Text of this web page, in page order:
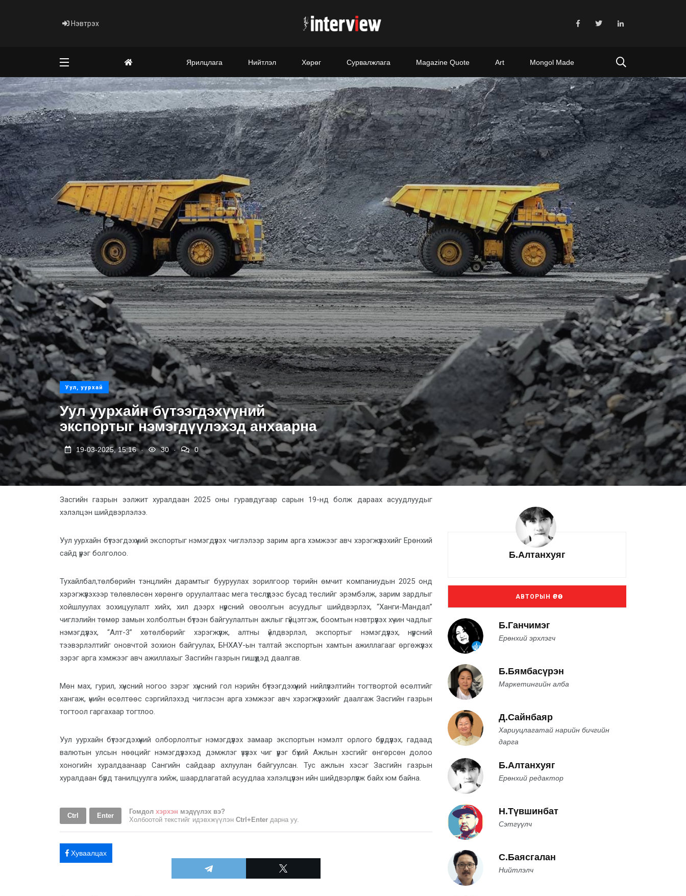
Нэвтрэх
Ярилцлага Нийтлэл Хөрөг Сурвалжлага Magazine Quote Art Mongol Made
Уул, уурхай
Уул уурхайн бүтээгдэхүүний
экспортыг нэмэгдүүлэхэд анхаарна
19-03-2025, 15:16 . 30 0
Засгийн газрын ээлжит хуралдаан 2025 оны гуравдугаар сарын 19-нд болж дараах асуудлуудыг
хэлэлцэн шийдвэрлэлээ.
Уул уурхайн бүтээгдэхүүний экспортыг нэмэгдүүлэх чиглэлээр зарим арга хэмжээг авч хэрэгжүүлэхийг Ерөнхий
сайд үүрэг болголоо.
Тухайлбал,төлбөрийн тэнцлийн дарамтыг бууруулах зорилгоор төрийн өмчит компаниудын 2025 онд
хэрэгжүүлэхээр төлөвлөсөн хөрөнгө оруулалтаас мега төслүүдээс бусад төслийг эрэмбэлж, зарим зардлыг
хойшлуулах зохицуулалт хийх, хил дээрх нүүрсний овоолгын асуудлыг шийдвэрлэх, “Ханги-Мандал”
чиглэлийн төмөр замын холболтын бүтээн байгуулалтын ажлыг гүйцэтгэж, боомтын нэвтрүүлэх хүчин чадлыг
нэмэгдүүлэх, “Алт-3” хөтөлбөрийг хэрэгжүүлж, алтны үйлдвэрлэл, экспортыг нэмэгдүүлэх, нүүрсний
тээвэрлэлтийг оновчтой зохион байгуулах, БНХАУ-ын талтай экспортын хамтын ажиллагааг өргөжүүлэх
зэрэг арга хэмжээг авч ажиллахыг Засгийн газрын гишүүдэд даалгав.
Мөн мах, гурил, хүнсний ногоо зэрэг хүнсний гол нэрийн бүтээгдэхүүний нийлүүлэлтийн тогтвортой өсөлтийг
хангаж, үнийн өсөлтөөс сэргийлэхэд чиглэсэн арга хэмжээг авч хэрэгжүүлэхийг даалгаж Засгийн газрын
тогтоол гаргахаар тогтлоо.
Уул уурхайн бүтээгдэхүүний олборлолтыг нэмэгдүүлэх замаар экспортын нэмэлт орлого бүрдүүлэх, гадаад
валютын улсын нөөцийг нэмэгдүүлэхэд дэмжлэг үзүүлэх чиг үүрэг бүхий Ажлын хэсгийг өнгөрсөн долоо
хоногийн хуралдаанаар Сангийн сайдаар ахлуулан байгуулсан. Тус ажлын хэсэг Засгийн газрын
хуралдаан бүрд танилцуулга хийж, шаардлагатай асуудлаа хэлэлцүүлэн ийн шийдвэрлүүлж байх юм байна.
Ctrl Enter
Гомдол хэрхэн мэдүүлэх вэ?
Холбоотой текстийг идэвхжүүлэн Ctrl+Enter дарна уу.
Хуваалцах
Б.Алтанхуяг
АВТОРЫН ӨРӨӨ
Б.Ганчимэг
Ерөнхий эрхлэгч
Б.Бямбасүрэн
Маркетингийн алба
Д.Сайнбаяр
Хариуцлагатай нарийн бичгийн
дарга
Б.Алтанхуяг
Ерөнхий редактор
Н.Түвшинбат
Сэтгүүлч
С.Баясгалан
Нийтлэлч